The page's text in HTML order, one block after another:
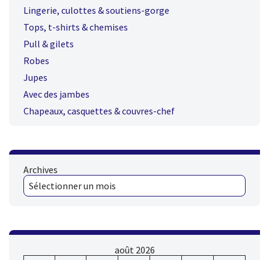
Lingerie, culottes & soutiens-gorge
Tops, t-shirts & chemises
Pull & gilets
Robes
Jupes
Avec des jambes
Chapeaux, casquettes & couvres-chef
Archives
août 2026